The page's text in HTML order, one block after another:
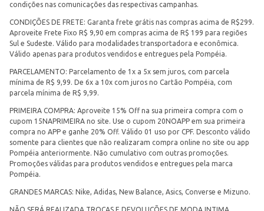
condições nas comunicações das respectivas campanhas.
CONDIÇÕES DE FRETE: Garanta frete grátis nas compras acima de R$299.
Aproveite Frete Fixo R$ 9,90 em compras acima de R$ 199 para regiões
Sul e Sudeste. Válido para modalidades transportadora e econômica.
Válido apenas para produtos vendidos e entregues pela Pompéia.
PARCELAMENTO: Parcelamento de 1x a 5x sem juros, com parcela
mínima de R$ 9,99. De 6x a 10x com juros no Cartão Pompéia, com
parcela mínima de R$ 9,99.
PRIMEIRA COMPRA: Aproveite 15% Off na sua primeira compra com o
cupom 15NAPRIMEIRA no site. Use o cupom 20NOAPP em sua primeira
compra no APP e ganhe 20% Off. Válido 01 uso por CPF. Desconto válido
somente para clientes que não realizaram compra online no site ou app
Pompéia anteriormente. Não cumulativo com outras promoções.
Promoções válidas para produtos vendidos e entregues pela marca
Pompéia.
GRANDES MARCAS: Nike, Adidas, New Balance, Asics, Converse e Mizuno.